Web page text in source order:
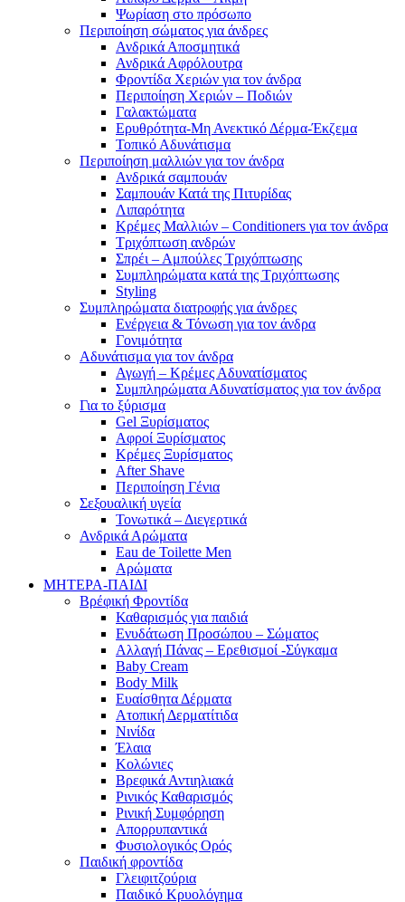
Ψωρίαση στο πρόσωπο
Περιποίηση σώματος για άνδρες
Ανδρικά Αποσμητικά
Ανδρικά Αφρόλουτρα
Φροντίδα Χεριών για τον άνδρα
Περιποίηση Χεριών – Ποδιών
Γαλακτώματα
Ερυθρότητα-Μη Ανεκτικό Δέρμα-Έκζεμα
Τοπικό Αδυνάτισμα
Περιποίηση μαλλιών για τον άνδρα
Ανδρικά σαμπουάν
Σαμπουάν Κατά της Πιτυρίδας
Λιπαρότητα
Κρέμες Μαλλιών – Conditioners για τον άνδρα
Τριχόπτωση ανδρών
Σπρέι – Αμπούλες Τριχόπτωσης
Συμπληρώματα κατά της Τριχόπτωσης
Styling
Συμπληρώματα διατροφής για άνδρες
Ενέργεια & Τόνωση για τον άνδρα
Γονιμότητα
Αδυνάτισμα για τον άνδρα
Αγωγή – Κρέμες Αδυνατίσματος
Συμπληρώματα Αδυνατίσματος για τον άνδρα
Για το ξύρισμα
Gel Ξυρίσματος
Αφροί Ξυρίσματος
Κρέμες Ξυρίσματος
After Shave
Περιποίηση Γένια
Σεξουαλική υγεία
Τονωτικά – Διεγερτικά
Ανδρικά Αρώματα
Eau de Toilette Men
Αρώματα
ΜΗΤΕΡΑ-ΠΑΙΔΙ
Βρέφική Φροντίδα
Καθαρισμός για παιδιά
Ενυδάτωση Προσώπου – Σώματος
Αλλαγή Πάνας – Ερεθισμοί -Σύγκαμα
Baby Cream
Body Milk
Ευαίσθητα Δέρματα
Ατοπική Δερματίτιδα
Νινίδα
Έλαια
Κολώνιες
Βρεφικά Αντιηλιακά
Ρινικός Καθαρισμός
Ρινική Συμφόρηση
Απορρυπαντικά
Φυσιολογικός Ορός
Παιδική φροντίδα
Γλειφιτζούρια
Παιδικό Κρυολόγημα